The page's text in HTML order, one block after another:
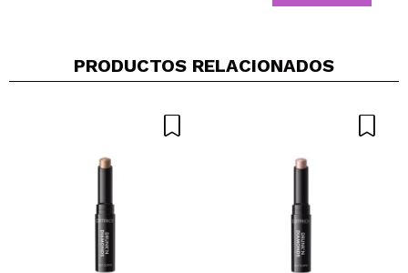
PRODUCTOS RELACIONADOS